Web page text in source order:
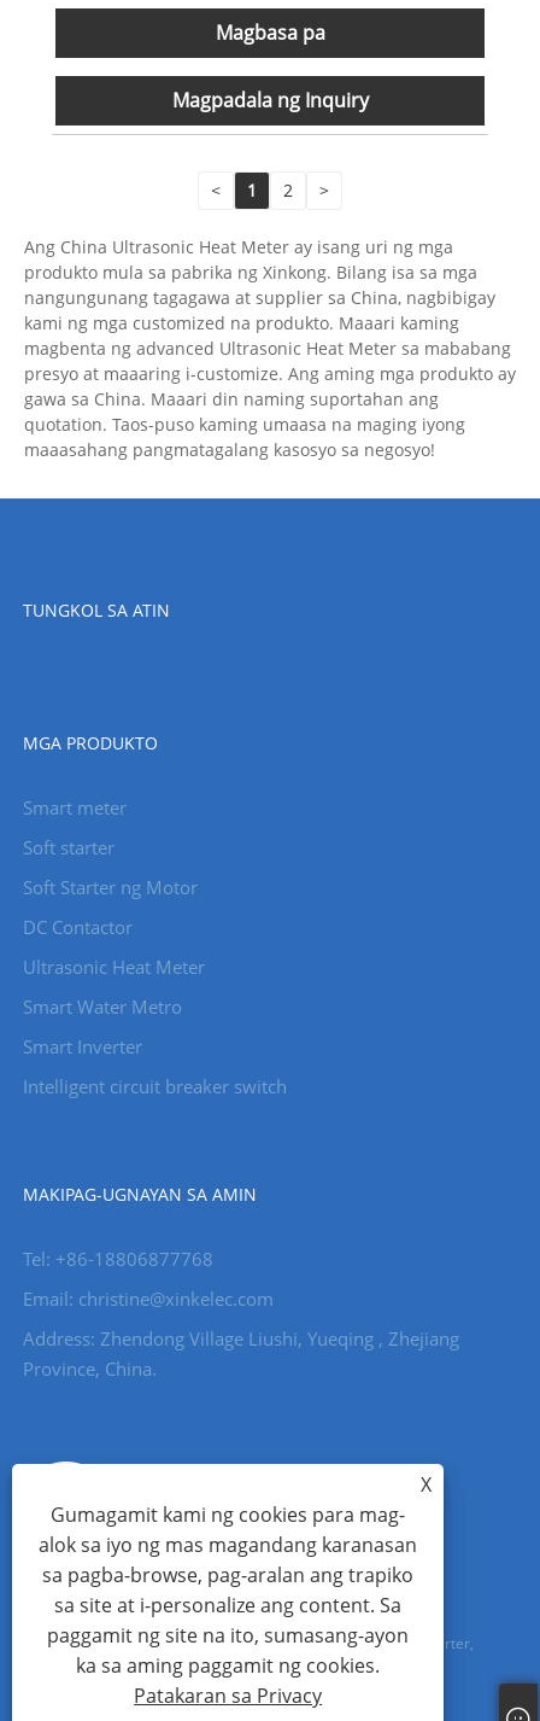
Magbasa pa
Magpadala ng Inquiry
< 1 2 >
Ang China Ultrasonic Heat Meter ay isang uri ng mga
produkto mula sa pabrika ng Xinkong. Bilang isa sa mga
nangungunang tagagawa at supplier sa China, nagbibigay
kami ng mga customized na produkto. Maaari kaming
magbenta ng advanced Ultrasonic Heat Meter sa mababang
presyo at maaaring i-customize. Ang aming mga produkto ay
gawa sa China. Maaari din naming suportahan ang
quotation. Taos-puso kaming umaasa na maging iyong
maaasahang pangmatagalang kasosyo sa negosyo!
TUNGKOL SA ATIN
MGA PRODUKTO
Smart meter
Soft starter
Soft Starter ng Motor
DC Contactor
Ultrasonic Heat Meter
Smart Water Metro
Smart Inverter
Intelligent circuit breaker switch
MAKIPAG-UGNAYAN SA AMIN
Tel: +86-18806877768
Email: christine@xinkelec.com
Address: Zhendong Village Liushi, Yueqing , Zhejiang
Province, China.
Copyright © 2023 Wenzhou Xinkong Imp&exp Co.,Ltd. - Soft Starter,
Water Meter, Ultrasonic Water Meter - All Rights reserved.
X
Gumagamit kami ng cookies para mag-
alok sa iyo ng mas magandang karanasan
sa pagba-browse, pag-aralan ang trapiko
sa site at i-personalize ang content. Sa
paggamit ng site na ito, sumasang-ayon
ka sa aming paggamit ng cookies.
Patakaran sa Privacy